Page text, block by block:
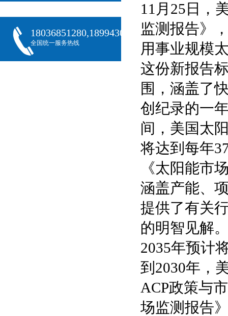
18036851280,18994301288,18068407382
全国统一服务热线
11月25日，
监测报告》
用事业规模
这份新报告
围，涵盖了
创纪录的一
间，美国太
将达到每年
《太阳能市
涵盖产能、
提供了有关
的明智见解
2035年预计
到2030年，
ACP政策与
场监测报告